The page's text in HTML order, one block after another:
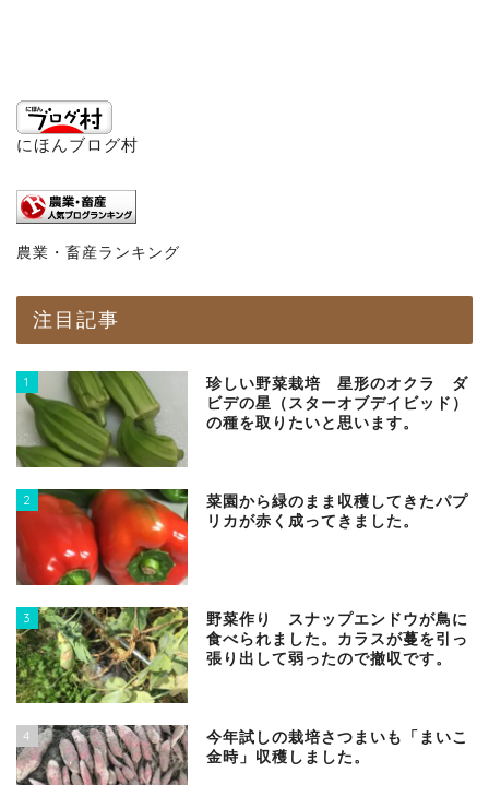
にほんブログ村
農業・畜産ランキング
注目記事
1
珍しい野菜栽培 星形のオクラ ダ
ビデの星（スターオブデイビッド）
の種を取りたいと思います。
2
菜園から緑のまま収穫してきたパプ
リカが赤く成ってきました。
3
野菜作り スナップエンドウが鳥に
食べられました。カラスが蔓を引っ
張り出して弱ったので撤収です。
4
今年試しの栽培さつまいも「まいこ
金時」収穫しました。